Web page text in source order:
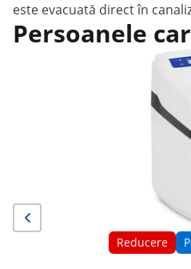
este evacuată direct în
Persoanele
Reducere